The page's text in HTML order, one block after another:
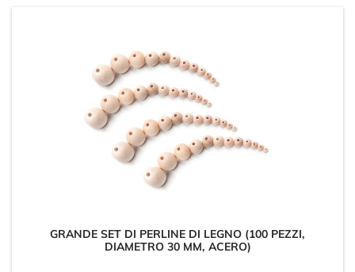
GRANDE SET DI PERLINE DI LEGNO (100 PEZZI,
DIAMETRO 30 MM, ACERO)